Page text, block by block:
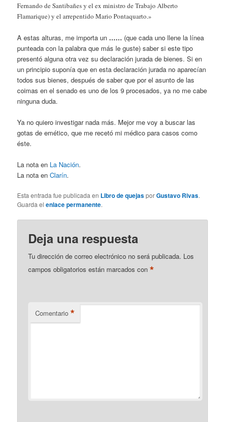
Fernando de Santibañes y el ex ministro de Trabajo Alberto
Flamarique) y el arrepentido Mario Pontaquarto.»
A estas alturas, me importa un …… (que cada uno llene la línea
punteada con la palabra que más le guste) saber si este tipo
presentó alguna otra vez su declaración jurada de bienes. Si en
un principio suponía que en esta declaración jurada no aparecían
todos sus bienes, después de saber que por el asunto de las
coimas en el senado es uno de los 9 procesados, ya no me cabe
ninguna duda.
Ya no quiero investigar nada más. Mejor me voy a buscar las
gotas de emético, que me recetó mi médico para casos como
éste.
La nota en La Nación.
La nota enClarín.
Esta entrada fue publicada en Libro de quejasporGustavo Rivas.
Guarda elenlace permanente.
Deja una respuesta
Tu dirección de correo electrónico no será publicada. Los
campos obligatorios están marcados con*
Comentario *